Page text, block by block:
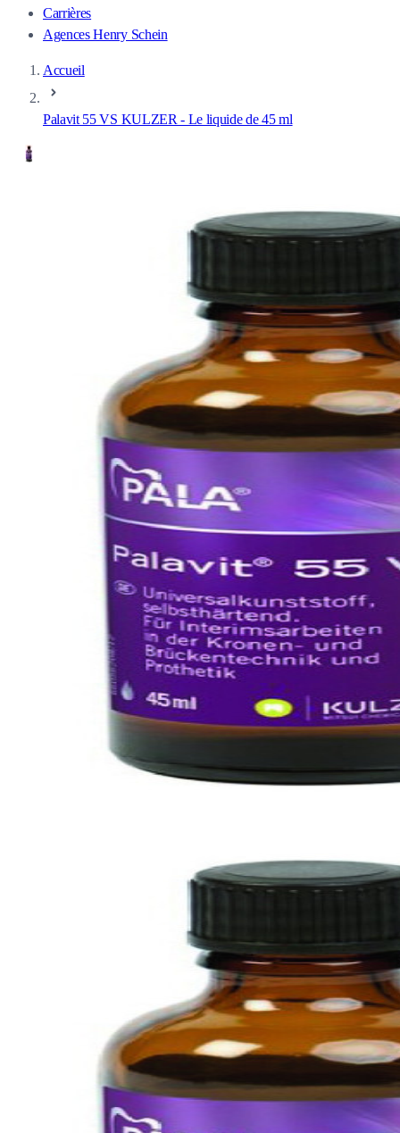
Carrières
Agences Henry Schein
Accueil
Palavit 55 VS KULZER - Le liquide de 45 ml